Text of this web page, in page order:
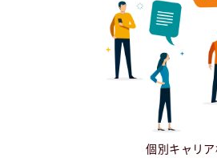
個別キャリ